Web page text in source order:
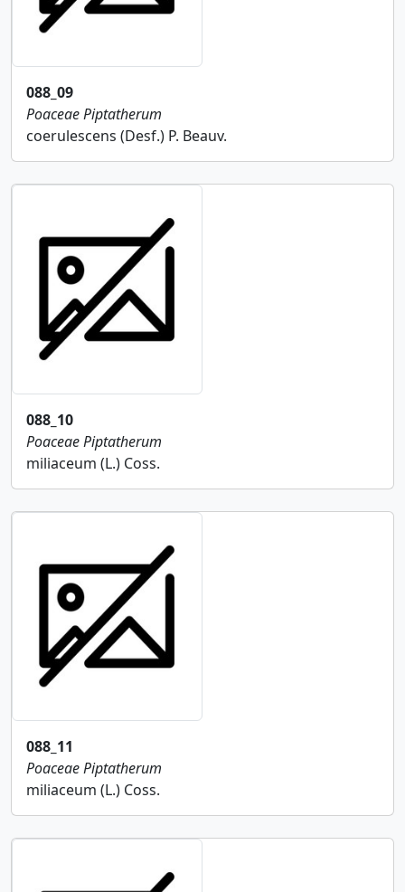
088_09
PoaceaePiptatherum
coerulescens (Desf.) P. Beauv.
088_10
PoaceaePiptatherum
miliaceum (L.) Coss.
088_11
PoaceaePiptatherum
miliaceum (L.) Coss.